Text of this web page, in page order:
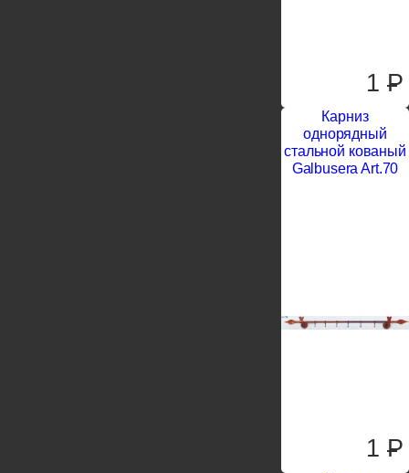
1P
Карниз
однорядный
стальной кованый
Galbusera Art.70
1P